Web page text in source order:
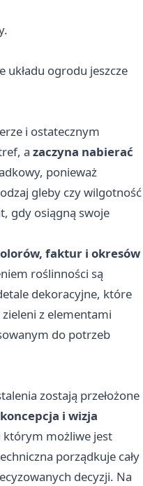
ogrodu jeszcze
i ostatecznym
a zaczyna nabierać
ponieważ
gleby czy wilgotność
gdy osiągną swoje
faktur i okresów
roślinności są
dekoracyjne, które
z elementami
do potrzeb
zostają przełożone
i wizja
którym możliwe jest
porządkuje cały
decyzji. Na